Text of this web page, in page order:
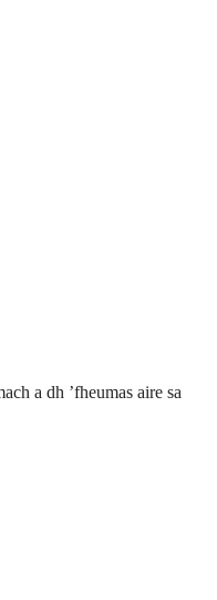
a dh ’fheumas aire sa